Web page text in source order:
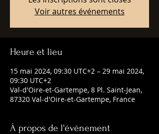
Voir autres événements
Heure et lieu
15 mai 2024, 09:30 UTC+2 – 29 mai 2024,
09:30 UTC+2
Val-d'Oire-et-Gartempe, 8 Pl. Saint-Jean,
87320 Val-d'Oire-et-Gartempe, France
À propos de l'événement